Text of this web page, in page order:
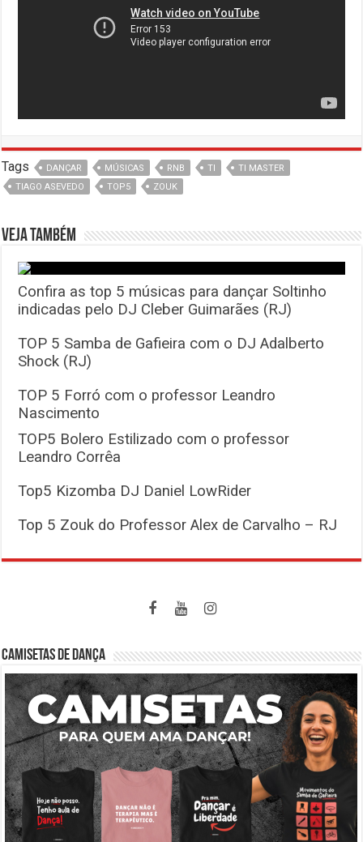
Tags DANÇAR MÚSICAS RNB TI
TI MASTER
TIAGO ASEVEDO
TOP5 ZOUK
Veja também
Confira as top 5 músicas para dançar Soltinho
indicadas pelo DJ Cleber Guimarães (RJ)
TOP 5 Samba de Gafieira com o DJ Adalberto
Shock (RJ)
TOP 5 Forró com o professor Leandro
Nascimento
TOP5 Bolero Estilizado com o professor
Leandro Corrêa
Top5 Kizomba DJ Daniel LowRider
Top 5 Zouk do Professor Alex de Carvalho – RJ
CAMISETAS DE DANÇA